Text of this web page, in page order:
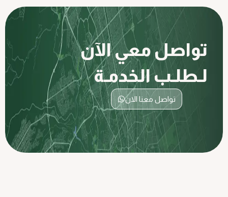
تواصل معي الآن
لـطلـب الخدمـة
تواصل معنا الان